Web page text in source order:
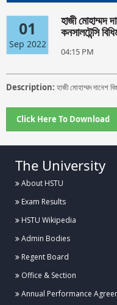
01
Sep 2022
হাজী মোহাম্মদ
কনসালটেন্সি
04:15 PM
Description: হাজী মোহাম্মদ দানেশ
Click Here To Download
The University
About HSTU
Exam Results
HSTU Wikipedia
Admin Bodies
Regent Board
Office & Section
Annual Performance